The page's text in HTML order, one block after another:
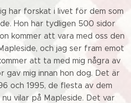
har forskat i livet för dem som
Hon har tydligen 500 sidor
kommer att vara med oss den
och jag ser fram emot
att ta med mig några av
gav mig innan hon dog. Det är
och 1995, de flesta av dem
vilar på Mapleside. Det var